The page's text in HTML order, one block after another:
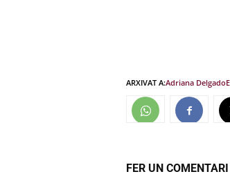
ARXIVAT A:Adriana Delgado
FER UN COMENTARI